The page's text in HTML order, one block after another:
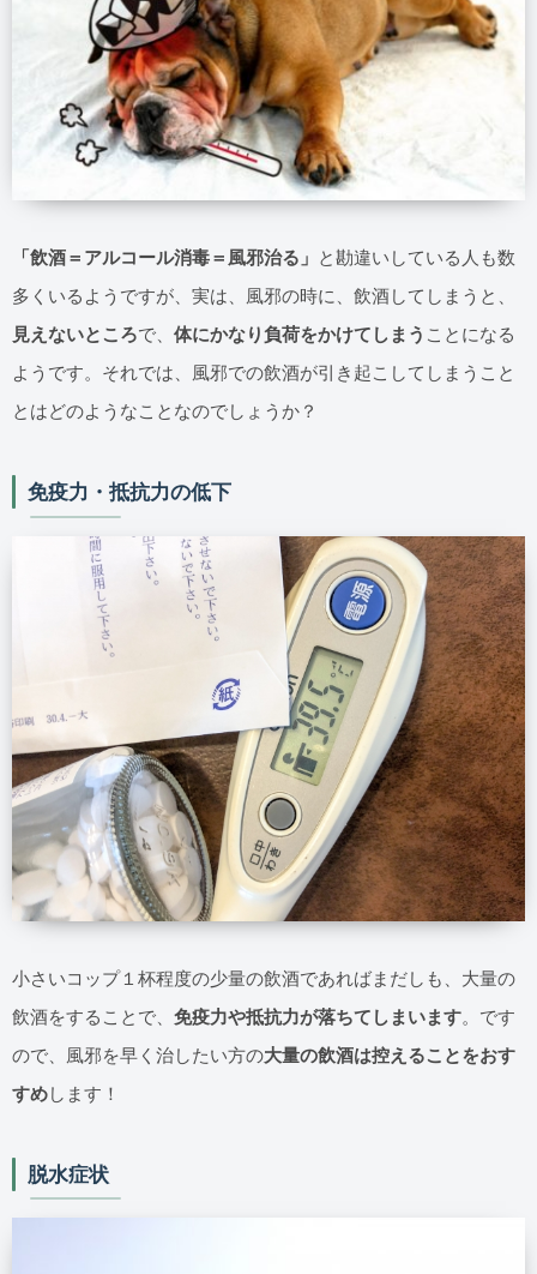
「飲酒＝アルコール消毒＝風邪治る」 と勘違いしている人も数
多くいるようですが、実は、風邪の時に、飲酒してしまうと、
見えないところで、 体にかなり負荷をかけてしまう ことになる
ようです。それでは、風邪での飲酒が引き起こしてしまうこと
とはどのようなことなのでしょうか？
免疫力・抵抗力の低下
小さいコップ１杯程度の少量の飲酒であればまだしも、大量の
飲酒をすることで、 免疫力や抵抗力が落ちてしまいます。です
ので、風邪を早く治したい方の大量の飲酒は控えることをおす
すめします！
脱水症状